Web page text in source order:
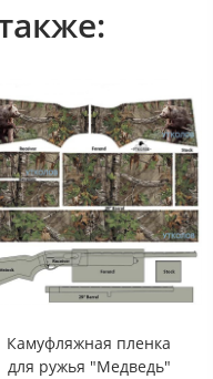
Камуфляжная пленка
для ружья "Медведь"